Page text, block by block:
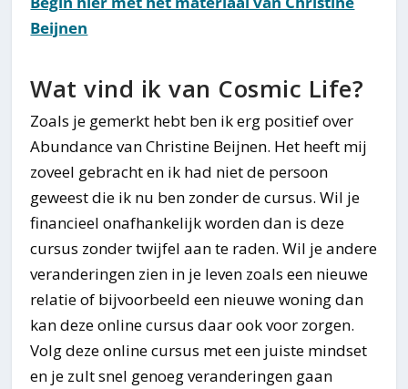
Beijnen
Wat vind ik van Cosmic Life?
Zoals je gemerkt hebt ben ik erg positief over
Abundance van Christine Beijnen. Het heeft mij
zoveel gebracht en ik had niet de persoon
geweest die ik nu ben zonder de cursus. Wil je
financieel onafhankelijk worden dan is deze
cursus zonder twijfel aan te raden. Wil je andere
veranderingen zien in je leven zoals een nieuwe
relatie of bijvoorbeeld een nieuwe woning dan
kan deze online cursus daar ook voor zorgen.
Volg deze online cursus met een juiste mindset
en je zult snel genoeg veranderingen gaan